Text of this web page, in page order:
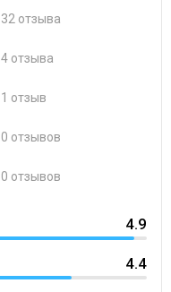
32 отзыва
4 отзыва
1 отзыв
0 отзывов
0 отзывов
4.9
4.4